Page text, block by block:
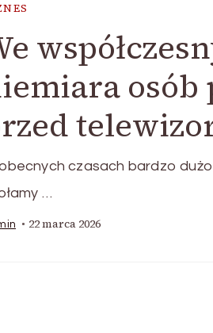
osób
czasach bardzo
…
22 marca 2026